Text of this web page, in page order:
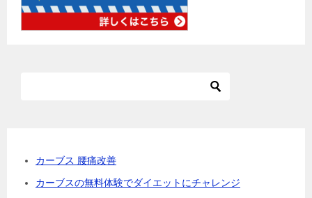
カーブス 腰痛改善
カーブスの無料体験でダイエットにチャレンジ